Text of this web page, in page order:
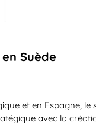
Suède
et en Espagne,
avec la